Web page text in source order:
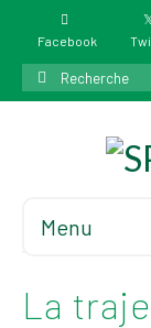
Facebook
Rechercher
:
Menu
La